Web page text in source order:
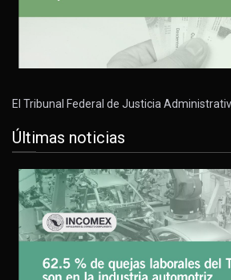
El Tribunal Federal de Justicia
Últimas noticias